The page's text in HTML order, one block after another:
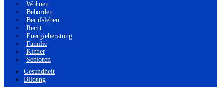
Wohnen
Behörden
Berufsleben
Recht
Energieberatung
Familie
Kinder
Senioren
Gesundheit
Bildung